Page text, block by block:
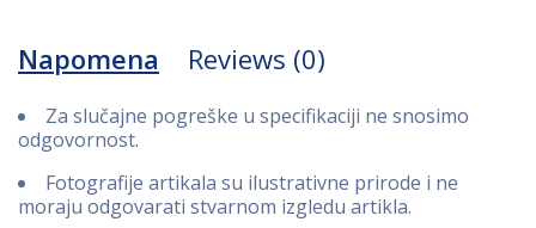
Napomena Reviews (0)
Za slučajne pogreške u specifikaciji ne snosimo
odgovornost.
Fotografije artikala su ilustrativne prirode i ne
moraju odgovarati stvarnom izgledu artikla.